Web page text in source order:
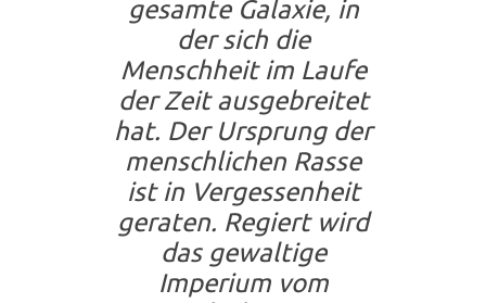
gesamte Galaxie, in
der sich die
Menschheit im Laufe
der Zeit ausgebreitet
hat. Der Ursprung der
menschlichen Rasse
ist in Vergessenheit
geraten. Regiert wird
das gewaltige
Imperium vom